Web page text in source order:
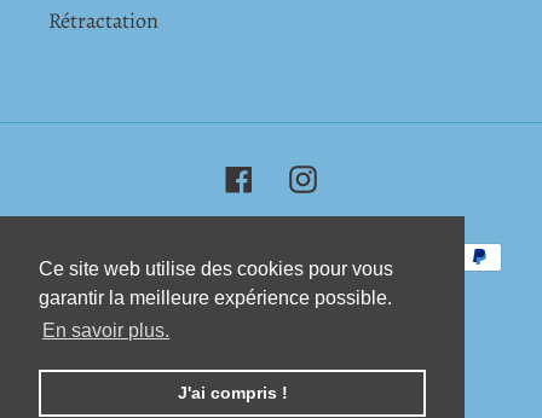
Ce site web utilise des cookies pour vous
garantir la meilleure expérience possible.
En savoir plus.
J'ai compris !
Ce site web utilise des cookies pour vous
garantir la meilleure expérience possible.
En savoir plus.
J'ai compris !
Rétractation
FacebookInstagram
de
paiement
© 2026,Chocolatier de Paris